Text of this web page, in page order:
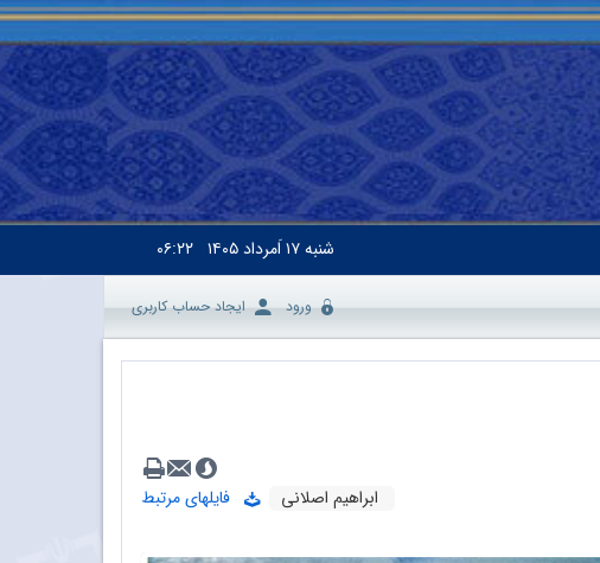
شنبه۱۷ اَمرداد ۱۴۰۵ ۰۶:۲۲
ورود ایجاد حساب کاربری
ابراهیم اصلانی
فایلهای مرتبط